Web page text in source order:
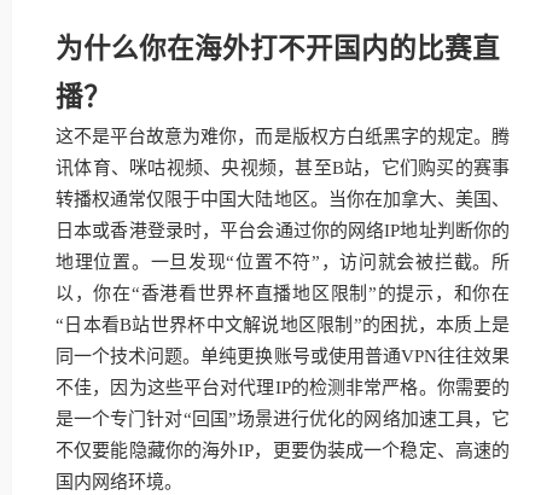
为什么你在海外打不开国内的比赛直
播？
这不是平台故意为难你，而是版权方白纸黑字的规定。腾
讯体育、咪咕视频、央视频，甚至B站，它们购买的赛事
转播权通常仅限于中国大陆地区。当你在加拿大、美国、
日本或香港登录时，平台会通过你的网络IP地址判断你的
地理位置。一旦发现“位置不符”，访问就会被拦截。所
以，你在“香港看世界杯直播地区限制”的提示，和你在
“日本看B站世界杯中文解说地区限制”的困扰，本质上是
同一个技术问题。单纯更换账号或使用普通VPN往往效果
不佳，因为这些平台对代理IP的检测非常严格。你需要的
是一个专门针对“回国”场景进行优化的网络加速工具，它
不仅要能隐藏你的海外IP，更要伪装成一个稳定、高速的
国内网络环境。